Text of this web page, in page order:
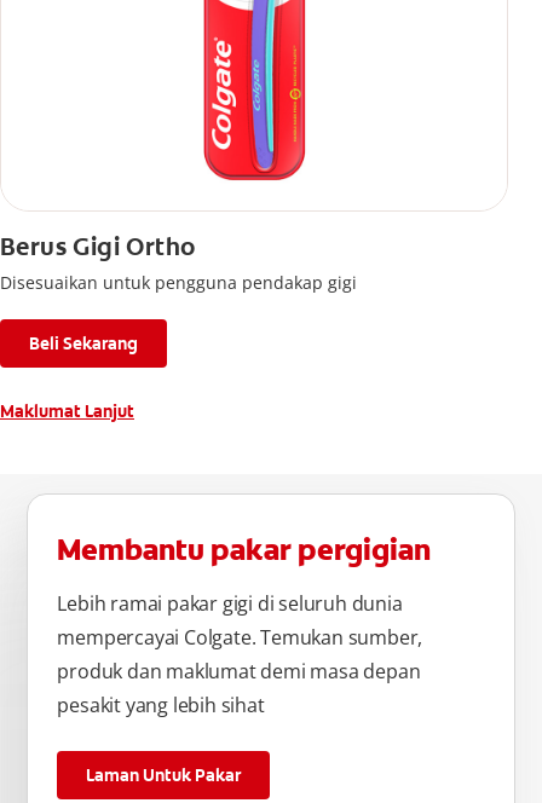
Berus Gigi Ortho
Disesuaikan untuk pengguna pendakap gigi
Beli Sekarang
Maklumat Lanjut
Membantu pakar pergigian
Lebih ramai pakar gigi di seluruh dunia
mempercayai Colgate. Temukan sumber,
produk dan maklumat demi masa depan
pesakit yang lebih sihat
Laman Untuk Pakar